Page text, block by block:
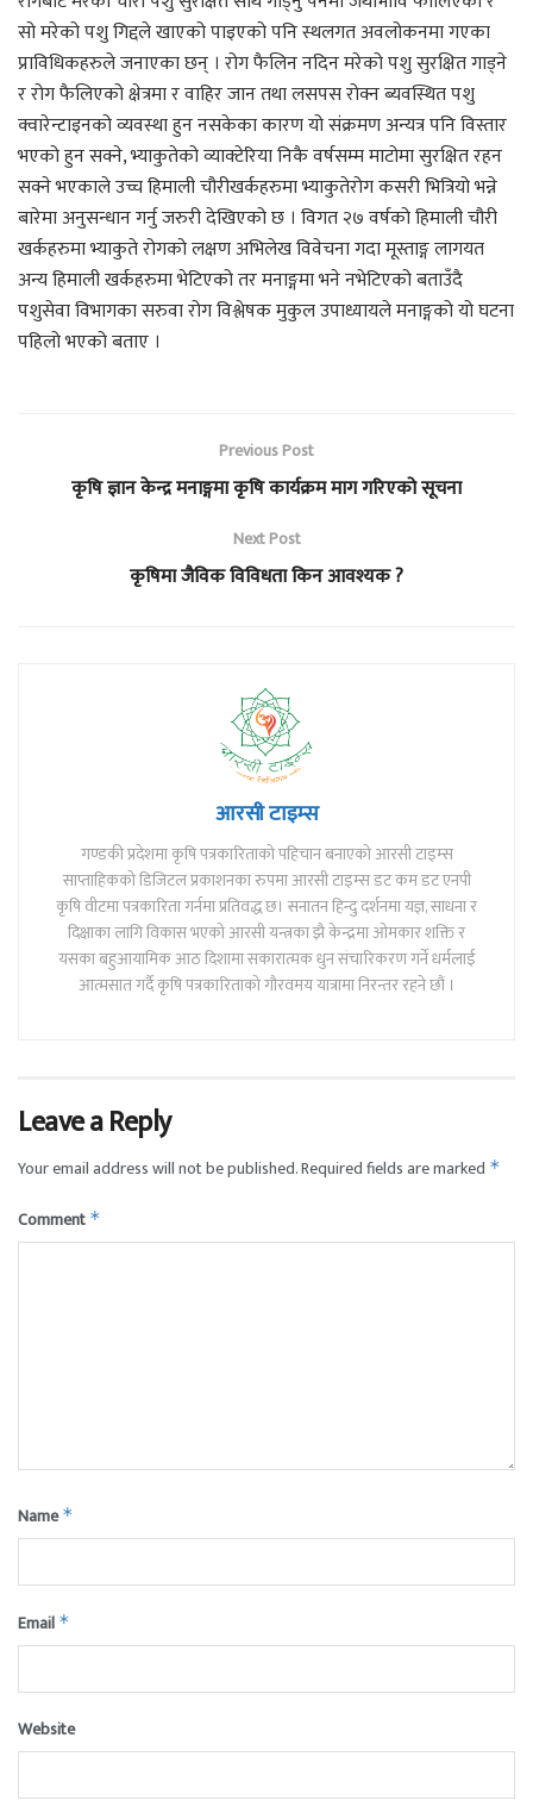
सो मरेको पशु गिद्दले खाएको पाइएको पनि स्थलगत अवलोकनमा गएका
प्राविधिकहरुले जनाएका छन् । रोग फैलिन नदिन मरेको पशु सुरक्षित गाड्ने
र रोग फैलिएको क्षेत्रमा र वाहिर जान तथा लसपस रोक्न ब्यवस्थित पशु
क्वारेन्टाइनको व्यवस्था हुन नसकेका कारण यो संक्रमण अन्यत्र पनि विस्तार
भएको हुन सक्ने, भ्याकुतेको व्याक्टेरिया निकै वर्षसम्म माटोमा सुरक्षित रहन
सक्ने भएकाले उच्च हिमाली चौरीखर्कहरुमा भ्याकुतेरोग कसरी भित्रियो भन्ने
बारेमा अनुसन्धान गर्नु जरुरी देखिएको छ । विगत २७ वर्षको हिमाली चौरी
खर्कहरुमा भ्याकुते रोगको लक्षण अभिलेख विवेचना गदा मूस्ताङ्ग लागयत
अन्य हिमाली खर्कहरुमा भेटिएको तर मनाङ्गमा भने नभेटिएको बताउँदै
पशुसेवा विभागका सरुवा रोग विश्लेषक मुकुल उपाध्यायले मनाङ्गको यो घटना
पहिलो भएको बताए ।
Previous Post
कृषि ज्ञान केन्द्र मनाङ्गमा कृषि कार्यक्रम माग गरिएको सूचना
Next Post
कृषिमा जैविक विविधता किन आवश्यक ?
आरसी टाइम्स
गण्डकी प्रदेशमा कृषि पत्रकारिताको पहिचान बनाएको आरसी टाइम्स
साप्ताहिकको डिजिटल प्रकाशनका रुपमा आरसी टाइम्स डट कम डट एनपी
कृषि वीटमा पत्रकारिता गर्नमा प्रतिवद्ध छ। सनातन हिन्दु दर्शनमा यज्ञ, साधना र
दिक्षाका लागि विकास भएको आरसी यन्त्रका झै केन्द्रमा ओमकार शक्ति र
यसका बहुआयामिक आठ दिशामा सकारात्मक धुन संचारिकरण गर्ने धर्मलाई
आत्मसात गर्दै कृषि पत्रकारिताको गौरवमय यात्रामा निरन्तर रहने छौं ।
Leave a Reply
Your email address will not be published.Required fields are marked *
Comment *
Name*
Email *
Website